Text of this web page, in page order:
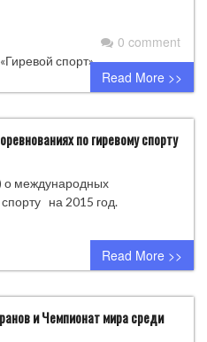
0 comment
спорт».
Read More >>
по гиревому спорту
международных
на 2015 год.
0 comment
Read More >>
и Чемпионат мира среди